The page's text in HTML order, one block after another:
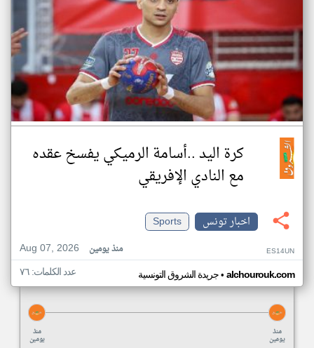
كرة اليد ..أسامة الرميكي يفسخ عقده
مع النادي الإفريقي
اخبار تونس
Sports
Aug 07, 2026
منذ يومين ES14UN
جريدة الشروق التونسية• alchourouk.com عدد الكلمات: ٧٦
منذ
يومين
منذ
يومين